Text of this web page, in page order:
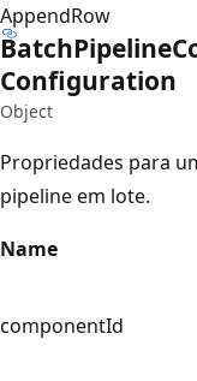
AppendRow
BatchPipeline
Configuration
Object
Propriedades para
pipeline em lote.
Name
componentId